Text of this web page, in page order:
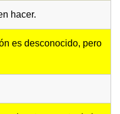
hacer.
es desconocido, pero